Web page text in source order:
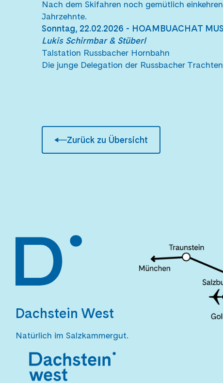
Nach dem Skifahren noch gemütlich
Jahrzehnte.
Sonntag, 22.02.2026 - HOAMBUACHAT
Lukis Schirmbar & Stüberl
Talstation Russbacher Hornbahn
Die junge Delegation der Russbacher
Zurück zu Übersicht
Dachstein West
Natürlich im Salzkammergut.